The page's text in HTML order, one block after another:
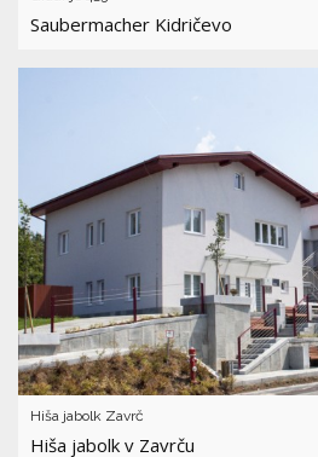
Saubermacher Kidričevo
Hiša jabolk Zavrč
Hiša jabolk v Zavrču